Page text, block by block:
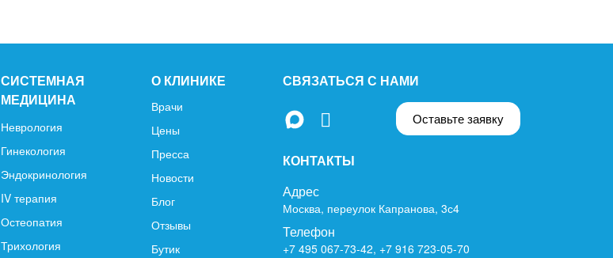
СИСТЕМНАЯ
МЕДИЦИНА
Неврология
Гинекология
Эндокринология
IV терапия
Остеопатия
Трихология
О КЛИНИКЕ
Врачи
Цены
Пресса
Новости
Блог
Отзывы
Бутик
СВЯЗАТЬСЯ С НАМИ
Оставьте заявку
КОНТАКТЫ
Адрес
Москва, переулок Капранова, 3с4
Телефон
+7 495 067-73-42, +7 916 723-05-70